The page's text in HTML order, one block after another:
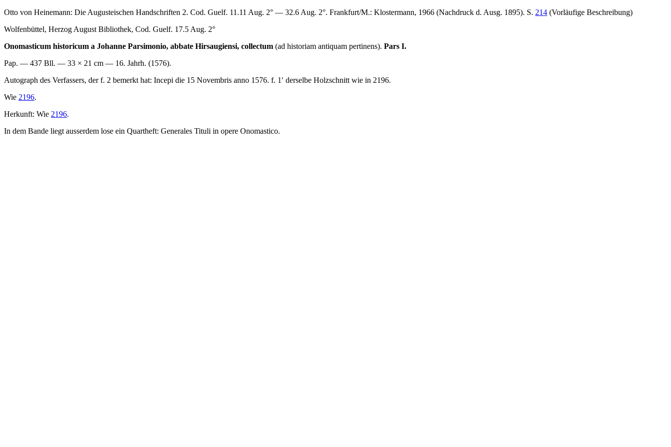
Otto von Heinemann: Die Augusteischen Handschriften 2. Cod. Guelf. 11.11 Aug. 2° — 32.6 Aug. 2°. Frankfurt/M.: Klostermann, 1966 (Nachdruck d. Ausg. 1895). S. 214 (Vorläufige Beschreibung)
Wolfenbüttel, Herzog August Bibliothek, Cod. Guelf. 17.5 Aug. 2°
Onomasticum historicum a Johanne Parsimonio, abbate Hirsaugiensi, collectum (ad historiam antiquam pertinens). Pars I.
Pap. — 437 Bll. — 33 × 21 cm — 16. Jahrh. (1576).
Autograph des Verfassers, der f. 2 bemerkt hat: Incepi die 15 Novembris anno 1576. f. 1′ derselbe Holzschnitt wie in 2196.
Wie 2196.
Herkunft: Wie 2196.
In dem Bande liegt ausserdem lose ein Quartheft: Generales Tituli in opere Onomastico.